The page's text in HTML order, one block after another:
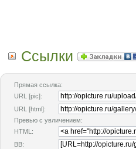
Ссылки
Прямая ссылка:
URL [pic]:
URL [html]:
Превью с увличением:
HTML:
BB: